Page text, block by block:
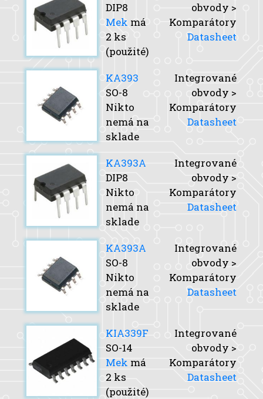
DIP8
Mek má
2 ks
(použité)
obvody >
Komparátory
Datasheet
KA393
SO-8
Nikto
nemá na
sklade
Integrované
obvody >
Komparátory
Datasheet
KA393A
DIP8
Nikto
nemá na
sklade
Integrované
obvody >
Komparátory
Datasheet
KA393A
SO-8
Nikto
nemá na
sklade
Integrované
obvody >
Komparátory
Datasheet
KIA339F
SO-14
Mek má
2 ks
(použité)
Integrované
obvody >
Komparátory
Datasheet